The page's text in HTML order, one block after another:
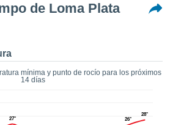
de Loma Plata
mínima y punto de rocío para los próximos
14 días
27° 26°
28°